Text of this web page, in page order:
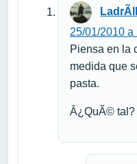
25/01/2010 a
Piensa en la
medida que
pasta.
Â¿QuÃ© tal?